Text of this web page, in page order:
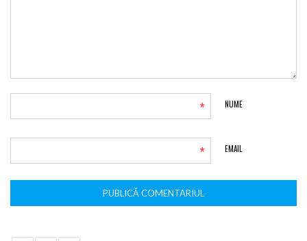
NUME
*
EMAIL
*